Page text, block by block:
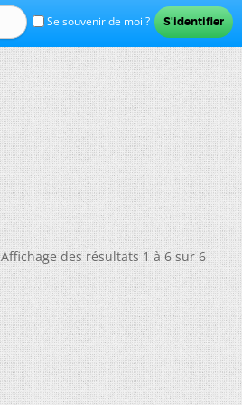
Se souvenir de moi ?
Affichage des résultats 1 à 6 sur 6